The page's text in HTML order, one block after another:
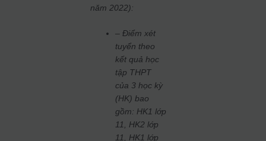
năm 2022):
– Điểm xét
tuyển theo
kết quả học
tập THPT
của 3 học kỳ
(HK) bao
gồm: HK1 lớp
11, HK2 lớp
11, HK1 lớp